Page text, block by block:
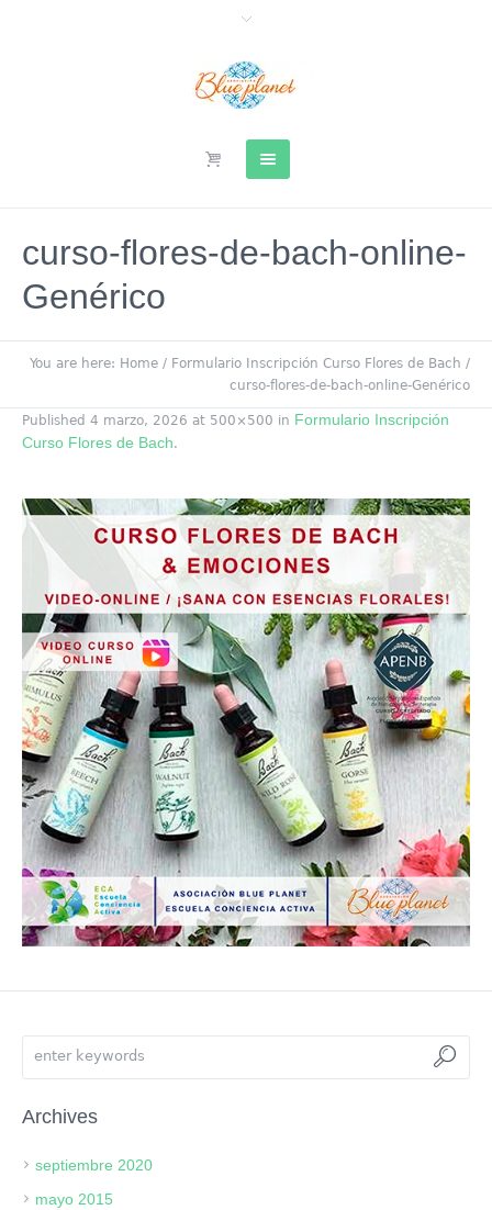
curso-flores-de-bach-online-
Genérico
You are here: Home / Formulario Inscripción Curso Flores de Bach /
curso-flores-de-bach-online-Genérico
Published 4 marzo, 2026 at 500×500 in Formulario Inscripción
Curso Flores de Bach.
Archives
septiembre 2020
mayo 2015